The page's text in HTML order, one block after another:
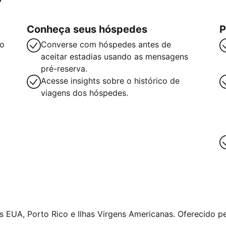
Conheça seus hóspedes
Converse com hóspedes antes de
aceitar estadias usando as mensagens
pré-reserva.
Acesse insights sobre o histórico de
viagens dos hóspedes.
Porto Rico e Ilhas Virgens Americanas. Oferecido